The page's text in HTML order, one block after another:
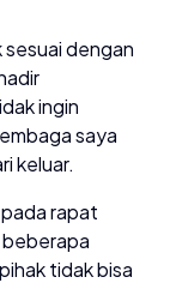
sesuai dengan
ingin
saya
keluar.
rapat
tidak bisa